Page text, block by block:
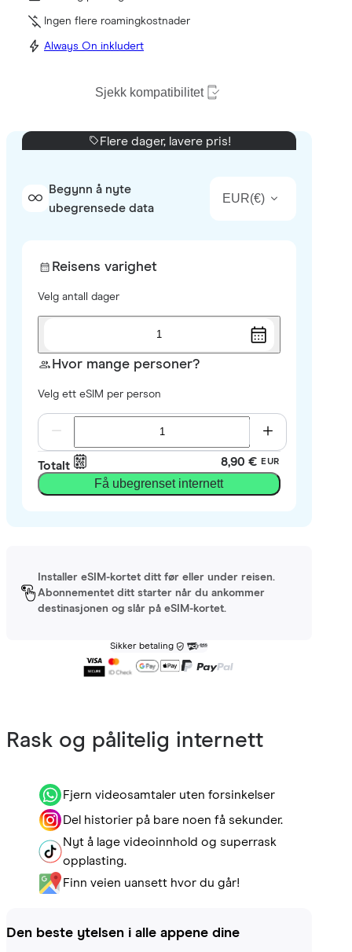
Ingen flere roamingkostnader
Always On inkludert
Sjekk kompatibilitet
Flere dager, lavere pris!
Begynn å nyte
ubegrensede data
EUR(€)
Reisens varighet
Velg antall dager
1
Hvor mange personer?
Velg ett eSIM per person
Totalt 8,90 € EUR
Få ubegrenset internett
Installer eSIM-kortet ditt før eller under reisen.
Abonnementet ditt starter når du ankommer
destinasjonen og slår på eSIM-kortet.
Sikker betaling
Rask og pålitelig internett
Fjern videosamtaler uten forsinkelser
Del historier på bare noen få sekunder.
Nyt å lage videoinnhold og superrask
opplasting.
Finn veien uansett hvor du går!
Den beste ytelsen i alle appene dine